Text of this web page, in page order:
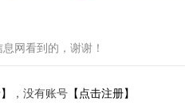
网看到的，谢谢！
，没有账号 【点击注册】